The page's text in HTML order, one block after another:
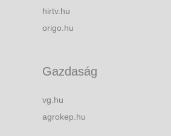
hirtv.hu
origo.hu
Gazdaság
vg.hu
agrokep.hu